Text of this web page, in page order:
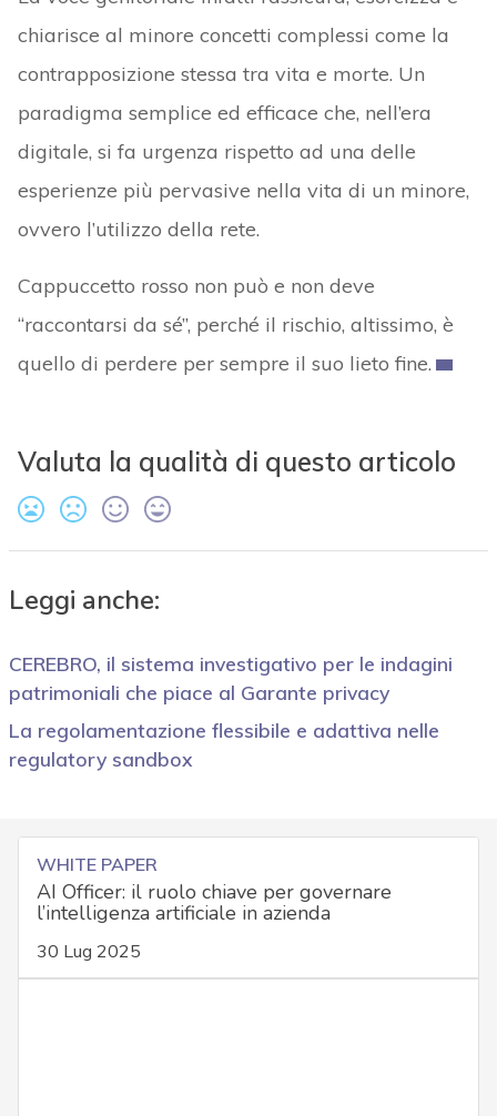
chiarisce al minore concetti complessi come la
contrapposizione stessa tra vita e morte. Un
paradigma semplice ed efficace che, nell’era
digitale, si fa urgenza rispetto ad una delle
esperienze più pervasive nella vita di un minore,
ovvero l’utilizzo della rete.
Cappuccetto rosso non può e non deve
“raccontarsi da sé”, perché il rischio, altissimo, è
quello di perdere per sempre il suo lieto fine.
Valuta la qualità di questo articolo
Leggi anche:
CEREBRO, il sistema investigativo per le indagini
patrimoniali che piace al Garante privacy
La regolamentazione flessibile e adattiva nelle
regulatory sandbox
WHITE PAPER
AI Officer: il ruolo chiave per governare
l’intelligenza artificiale in azienda
30 Lug 2025